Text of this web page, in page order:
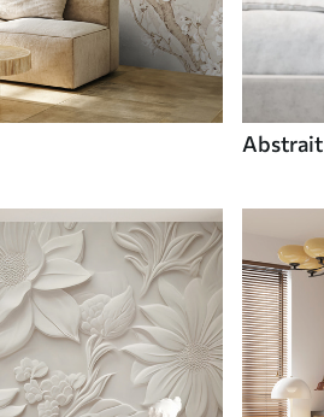
Abstrait